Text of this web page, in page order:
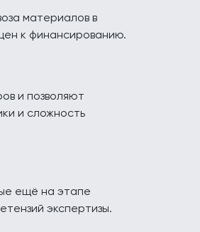
материалов в
к финансированию.
и позволяют
и сложность
ещё на этапе
экспертизы.